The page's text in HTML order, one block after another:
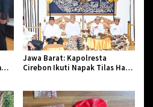
Jawa Barat: Kapolresta
Cirebon Ikuti Napak Tilas Hari